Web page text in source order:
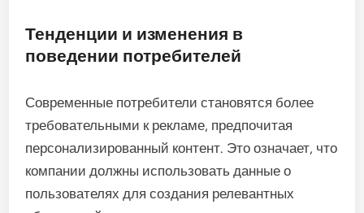
Тенденции и изменения в
поведении потребителей
Современные потребители становятся более
требовательными к рекламе, предпочитая
персонализированный контент. Это означает, что
компании должны использовать данные о
пользователях для создания релевантных